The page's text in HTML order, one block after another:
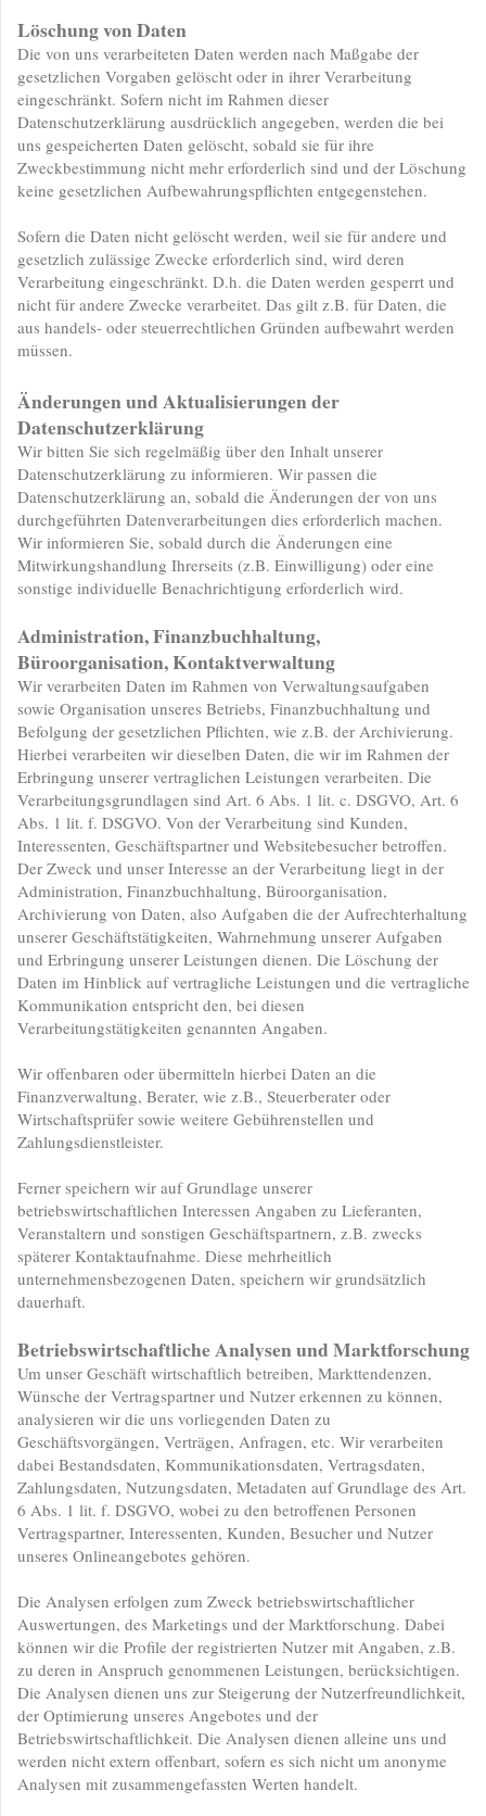
Löschung von Daten
Die von uns verarbeiteten Daten werden nach Maßgabe der
gesetzlichen Vorgaben gelöscht oder in ihrer Verarbeitung
eingeschränkt. Sofern nicht im Rahmen dieser
Datenschutzerklärung ausdrücklich angegeben, werden die bei
uns gespeicherten Daten gelöscht, sobald sie für ihre
Zweckbestimmung nicht mehr erforderlich sind und der Löschung
keine gesetzlichen Aufbewahrungspflichten entgegenstehen.
Sofern die Daten nicht gelöscht werden, weil sie für andere und
gesetzlich zulässige Zwecke erforderlich sind, wird deren
Verarbeitung eingeschränkt. D.h. die Daten werden gesperrt und
nicht für andere Zwecke verarbeitet. Das gilt z.B. für Daten, die
aus handels- oder steuerrechtlichen Gründen aufbewahrt werden
müssen.
Änderungen und Aktualisierungen der
Datenschutzerklärung
Wir bitten Sie sich regelmäßig über den Inhalt unserer
Datenschutzerklärung zu informieren. Wir passen die
Datenschutzerklärung an, sobald die Änderungen der von uns
durchgeführten Datenverarbeitungen dies erforderlich machen.
Wir informieren Sie, sobald durch die Änderungen eine
Mitwirkungshandlung Ihrerseits (z.B. Einwilligung) oder eine
sonstige individuelle Benachrichtigung erforderlich wird.
Administration, Finanzbuchhaltung,
Büroorganisation, Kontaktverwaltung
Wir verarbeiten Daten im Rahmen von Verwaltungsaufgaben
sowie Organisation unseres Betriebs, Finanzbuchhaltung und
Befolgung der gesetzlichen Pflichten, wie z.B. der Archivierung.
Hierbei verarbeiten wir dieselben Daten, die wir im Rahmen der
Erbringung unserer vertraglichen Leistungen verarbeiten. Die
Verarbeitungsgrundlagen sind Art. 6 Abs. 1 lit. c. DSGVO, Art. 6
Abs. 1 lit. f. DSGVO. Von der Verarbeitung sind Kunden,
Interessenten, Geschäftspartner und Websitebesucher betroffen.
Der Zweck und unser Interesse an der Verarbeitung liegt in der
Administration, Finanzbuchhaltung, Büroorganisation,
Archivierung von Daten, also Aufgaben die der Aufrechterhaltung
unserer Geschäftstätigkeiten, Wahrnehmung unserer Aufgaben
und Erbringung unserer Leistungen dienen. Die Löschung der
Daten im Hinblick auf vertragliche Leistungen und die vertragliche
Kommunikation entspricht den, bei diesen
Verarbeitungstätigkeiten genannten Angaben.
Wir offenbaren oder übermitteln hierbei Daten an die
Finanzverwaltung, Berater, wie z.B., Steuerberater oder
Wirtschaftsprüfer sowie weitere Gebührenstellen und
Zahlungsdienstleister.
Ferner speichern wir auf Grundlage unserer
betriebswirtschaftlichen Interessen Angaben zu Lieferanten,
Veranstaltern und sonstigen Geschäftspartnern, z.B. zwecks
späterer Kontaktaufnahme. Diese mehrheitlich
unternehmensbezogenen Daten, speichern wir grundsätzlich
dauerhaft.
Betriebswirtschaftliche Analysen und Marktforschung
Um unser Geschäft wirtschaftlich betreiben, Markttendenzen,
Wünsche der Vertragspartner und Nutzer erkennen zu können,
analysieren wir die uns vorliegenden Daten zu
Geschäftsvorgängen, Verträgen, Anfragen, etc. Wir verarbeiten
dabei Bestandsdaten, Kommunikationsdaten, Vertragsdaten,
Zahlungsdaten, Nutzungsdaten, Metadaten auf Grundlage des Art.
6 Abs. 1 lit. f. DSGVO, wobei zu den betroffenen Personen
Vertragspartner, Interessenten, Kunden, Besucher und Nutzer
unseres Onlineangebotes gehören.
Die Analysen erfolgen zum Zweck betriebswirtschaftlicher
Auswertungen, des Marketings und der Marktforschung. Dabei
können wir die Profile der registrierten Nutzer mit Angaben, z.B.
zu deren in Anspruch genommenen Leistungen, berücksichtigen.
Die Analysen dienen uns zur Steigerung der Nutzerfreundlichkeit,
der Optimierung unseres Angebotes und der
Betriebswirtschaftlichkeit. Die Analysen dienen alleine uns und
werden nicht extern offenbart, sofern es sich nicht um anonyme
Analysen mit zusammengefassten Werten handelt.